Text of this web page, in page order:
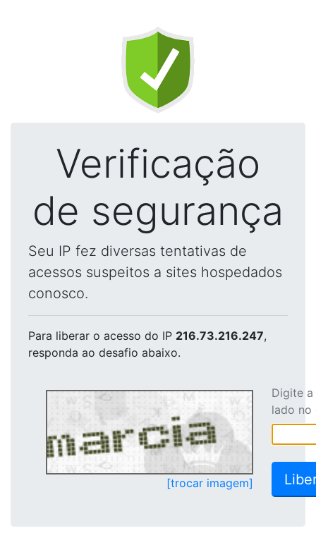
Verificação
de segurança
Seu IP fez diversas tentativas de
acessos suspeitos a sites hospedados
conosco.
Para liberar o acesso do IP 216.73.216.247,
responda ao desafio abaixo.
[trocar imagem]
Digite
lado no